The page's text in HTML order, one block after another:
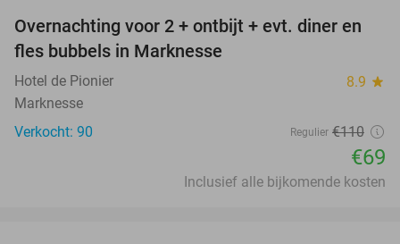
37%
Overnachting voor 2 + ontbijt + evt. diner en
fles bubbels in Marknesse
Hotel de Pionier 8.9 star
Marknesse
Verkocht: 90
Regulier €110
€69
Inclusief alle bijkomende kosten